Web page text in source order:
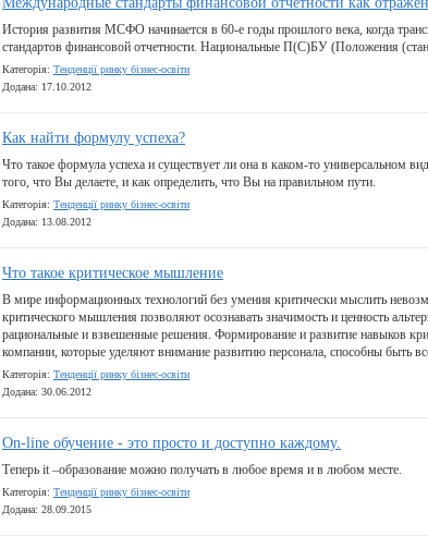
История развития МСФО начинается в 60-е годы прошлого века, когда
стандартов финансовой отчетности. Национальные П(С)БУ (Положения
Категорія: Тенденції ринку бізнес-освіти
Додана: 17.10.2012
Как найти формулу успеха?
Что такое формула успеха и существует ли она в каком-то универсальном
того, что Вы делаете, и как определить, что Вы на правильном пути.
Категорія: Тенденції ринку бізнес-освіти
Додана: 13.08.2012
Что такое критическое мышление
В мире информационных технологий без умения критически мыслить
критического мышления позволяют осознавать значимость и ценность
рациональные и взвешенные решения. Формирование и развитие навыков
компании, которые уделяют внимание развитию персонала, способны быть
Категорія: Тенденції ринку бізнес-освіти
Додана: 30.06.2012
On-line обучение - это просто и доступно каждому.
Теперь it –образование можно получать в любое время и в любом месте.
Категорія: Тенденції ринку бізнес-освіти
Додана: 28.09.2015